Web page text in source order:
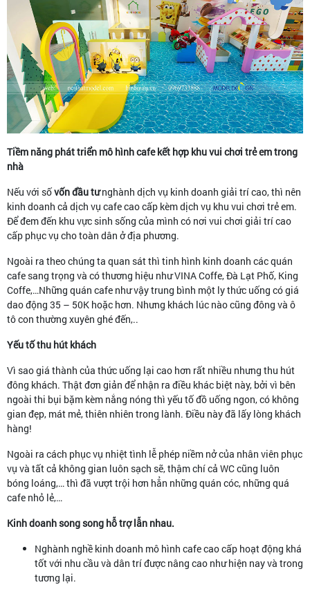
Tiềm năng phát triển mô hình cafe kết hợp khu vui chơi trẻ em trong
nhà
Nếu với sốvốn đầu tưnghành dịch vụ kinh doanh giải trí cao, thì nên
kinh doanh cả dịch vụ cafe cao cấp kèm dịch vụ khu vui chơi trẻ em.
Để đem đến khu vực sinh sống của mình có nơi vui chơi giải trí cao
cấp phục vụ cho toàn dân ở địa phương.
Ngoài ra theo chúng ta quan sát thì tinh hình kinh doanh các quán
cafe sang trọng và có thương hiệu như VINA Coffe, Đà Lạt Phố, King
Coffe,…Những quán cafe như vậy trung bình một ly thức uống có giá
dao động 35 – 50K hoặc hơn. Nhưng khách lúc nào cũng đông và ô
tô con thường xuyên ghé đến,..
Yếu tố thu hút khách
Vì sao giá thành của thức uống lại cao hơn rất nhiều nhưng thu hút
đông khách. Thật đơn giản để nhận ra điều khác biệt này, bởi vì bên
ngoài thi bụi bặm kèm nắng nóng thì yếu tố đồ uống ngon, có không
gian đẹp, mát mẻ, thiên nhiên trong lành. Điều này đã lấy lòng khách
hàng!
Ngoài ra cách phục vụ nhiệt tình lễ phép niềm nở của nhân viên phục
vụ và tất cả không gian luôn sạch sẽ, thậm chí cả WC cũng luôn
bóng loáng,… thì đã vượt trội hơn hẳn những quán cóc, những quá
cafe nhỏ lẻ,…
Kinh doanh song song hỗ trợ lẫn nhau.
Nghành nghề kinh doanh mô hình cafe cao cấp hoạt động khá
tốt với nhu cầu và dân trí được nâng cao như hiện nay và trong
tương lại.